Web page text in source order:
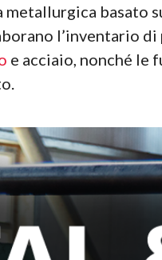
metallurgica
l’inventario
e acciaio, nonché le